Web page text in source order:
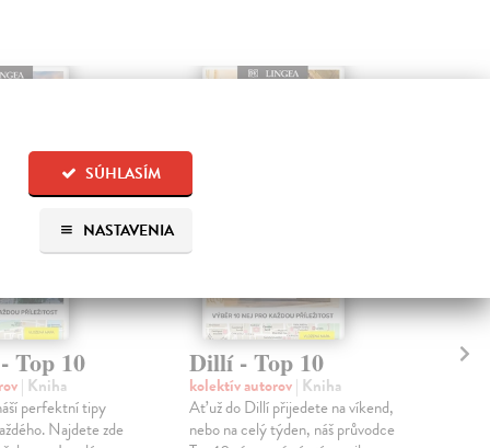
SÚHLASÍM
NASTAVENIA
Top 10
| Kniha
perfektní tipy
Najdete zde
Dillí - Top 10
kolektív autorov| Kniha
Ať už do Dillí přijedete na víkend,
nebo na celý týden, náš průvodce